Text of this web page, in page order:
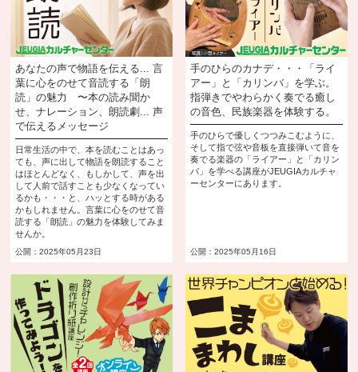
あなたの声で物語を伝える... 言
葉に心をのせて音読する「朗
読」の魅力 〜本の読み聞か
せ、ナレーション、朗読劇... 声
で伝えるメッセージ
日常生活の中で、本を読むことはあっ
ても、声に出して物語を朗読すること
はほとんどなく、もしかして、声を出
して人前で話すことも少なくなってい
るかも・・・と、ハッとする時がある
かもしれません。言葉に心をのせて音
読する「朗読」の魅力を体験してみま
せんか。
公開：2025年05月23日
手のひらのカナデ・・・「ライ
アー」と「カリンバ」を学ぶ。
指弾きでやわらかく奏でる癒し
の音色、民族楽器を体験する。
手のひらで優しくつつみこむように、
そして指で弦や音板を直接弾いて音を
奏でる楽器の「ライアー」と「カリン
バ」を学べる講座がJEUGIAカルチャ
ーセンターにあります。
公開：2025年05月16日